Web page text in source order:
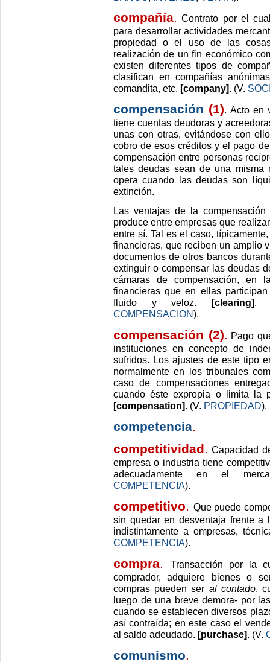
compañía. Contrato por el
para desarrollar actividades
propiedad o el uso de las
realización de un fin económico
existen diferentes tipos de
clasifican en compañías
comandita, etc. [company]. (V.
compensación (1).Acto en
tiene cuentas deudoras y
unas con otras, evitándose con
cobro de esos créditos y el pago
compensación entre personas
tales deudas sean de una misma
opera cuando las deudas son
extinción.
Las ventajas de la
produce entre empresas que
entre sí. Tal es el caso,
financieras, que reciben un amplio
documentos de otros bancos
extinguir o compensar las deudas
cámaras de compensación, en
financieras que en ellas
fluido y veloz.[clearing].
COMPENSACION).
compensación (2). Pago
instituciones en concepto de
sufridos. Los ajustes de este tipo
normalmente en los tribunales
caso de compensaciones
cuando éste expropia o limita la
[compensation]. (V. PROPIEDAD).
competencia.
competitividad . Capacidad
empresa o industria tiene
adecuadamente en el
COMPETENCIA).
competitivo. Que puede
sin quedar en desventaja frente a
indistintamente a empresas,
COMPETENCIA).
compra.
Transacción por la
comprador, adquiere bienes o
compras pueden ser al contado,
luego de una breve demora- por
cuando se establecen diversos
así contraída; en este caso el
al saldo adeudado. [purchase]. (V.
comunismo.